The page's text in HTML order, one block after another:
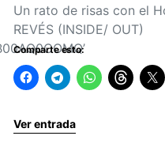
Un rato de risas con el
REVÉS (INSIDE/ OUT)
Comparte esto:
Ver entrada